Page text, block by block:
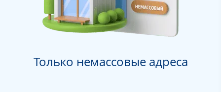
Только немассовые адреса